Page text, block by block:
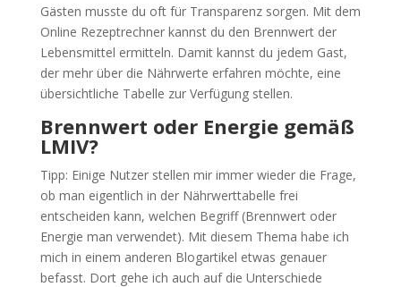
Gästen musste du oft für Transparenz sorgen. Mit dem
Online Rezeptrechner kannst du den Brennwert der
Lebensmittel ermitteln. Damit kannst du jedem Gast,
der mehr über die Nährwerte erfahren möchte, eine
übersichtliche Tabelle zur Verfügung stellen.
Brennwert oder Energie gemäß
LMIV?
Tipp: Einige Nutzer stellen mir immer wieder die Frage,
ob man eigentlich in der Nährwerttabelle frei
entscheiden kann, welchen Begriff (Brennwert oder
Energie man verwendet). Mit diesem Thema habe ich
mich in einem anderen Blogartikel etwas genauer
befasst. Dort gehe ich auch auf die Unterschiede